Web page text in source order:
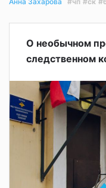
О необычном
следственном